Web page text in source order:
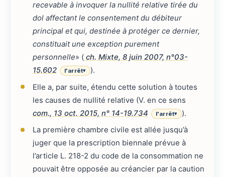
recevable à invoquer la nullité relative tirée du
dol affectant le consentement du débiteur
principal et qui, destinée à protéger ce dernier,
constituait une exception purement
personnelle» (ch. Mixte, 8 juin 2007, n°03-
15.602
l'arrêt▾
).
Elle a, par suite, étendu cette solution à toutes
les causes de nullité relative (V. en ce sens
com., 13 oct. 2015, n° 14-19.734
l'arrêt▾
).
La première chambre civile est allée jusqu’à
juger que la prescription biennale prévue à
l’article L. 218-2 du code de la consommation ne
pouvait être opposée au créancier par la caution